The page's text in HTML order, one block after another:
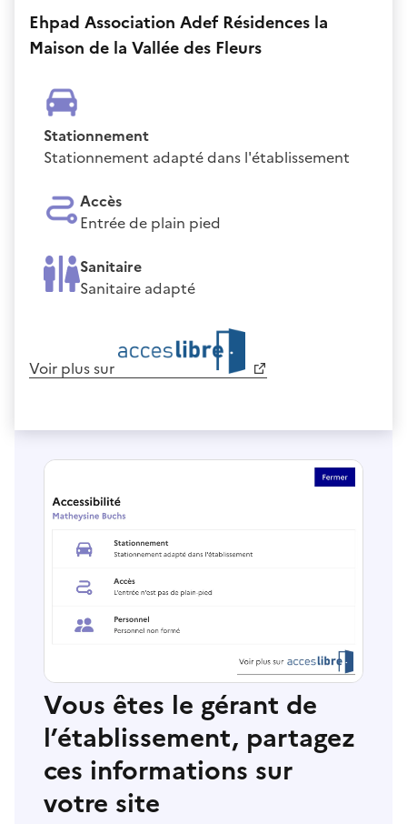
Ehpad Association Adef Résidences la
Maison de la Vallée des Fleurs
Stationnement
Stationnement adapté dans l'établissement
Accès
Entrée de plain pied
Sanitaire
Sanitaire adapté
Voir plus sur
Vous êtes le gérant de
l’établissement, partagez
ces informations sur
votre site